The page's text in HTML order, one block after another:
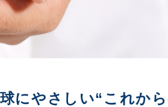
にやさしい“これか